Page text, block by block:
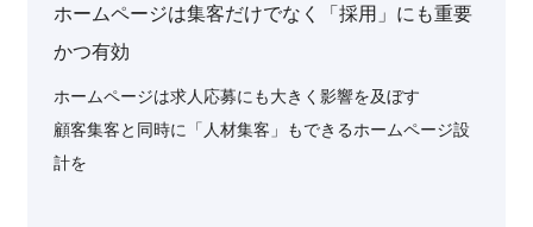
ホームページは集客だけでなく「採用」にも重要
かつ有効
ホームページは求人応募にも大きく影響を及ぼす
顧客集客と同時に「人材集客」もできるホームページ設
計を